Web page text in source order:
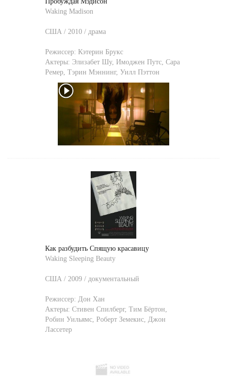
Waking Madison
США / 2010 / драма
Режиссер: Кэтерин Брукс
Актеры: Элизабет Шу, Имоджен Путс, Сара
Ремер, Тэрин Мэннинг, Уилл Пэттон
Как разбудить Спящую красавицу
Waking Sleeping Beauty
США / 2009 / документальный
Режиссер: Дон Хан
Актеры: Стивен Спилберг, Тим Бёртон,
Робин Уильямс, Роберт Земекис, Джон
Лассетер